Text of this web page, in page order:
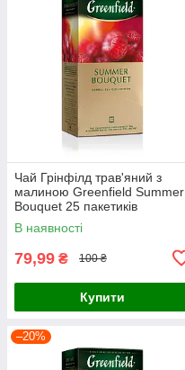
Чай Грінфілд трав'яний з
малиною Greenfield Summer
Bouquet 25 пакетиків
В наявності
79,99 ₴ 100 ₴
Купити
–20%